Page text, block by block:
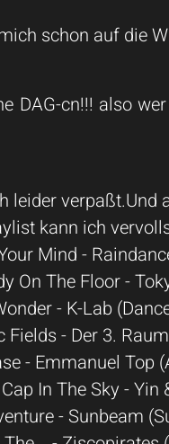
schon auf die
DAG-cn!!! also
leider verpaßt.Und
kann ich
Mind -
On The Floor -
- K-Lab
Fields - Der 3.
- Emmanuel Top
In The Sky - Yin
- Sunbeam